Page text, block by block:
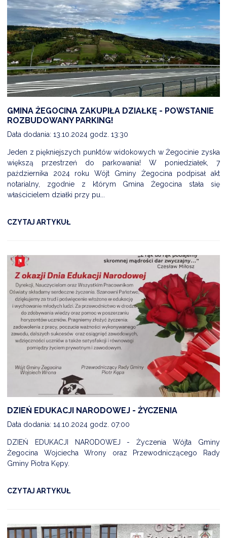
GMINA ŻEGOCINA ZAKUPIŁA DZIAŁKĘ - POWSTANIE
ROZBUDOWANY PARKING!
Data dodania: 13.10.2024 godz. 13:30
Jeden z piękniejszych punktów widokowych w Żegocinie zyska
większą przestrzeń do parkowania! W poniedziałek, 7
października 2024 roku Wójt Gminy Żegocina podpisał akt
notarialny, zgodnie z którym Gmina Żegocina stała się
właścicielem działki przy pu...
CZYTAJ ARTYKUŁ
DZIEŃ EDUKACJI NARODOWEJ - ŻYCZENIA
Data dodania: 14.10.2024 godz. 07:00
DZIEŃ EDUKACJI NARODOWEJ - Życzenia Wójta Gminy
Żegocina Wojciecha Wrony oraz Przewodniczącego Rady
Gminy Piotra Kępy.
CZYTAJ ARTYKUŁ